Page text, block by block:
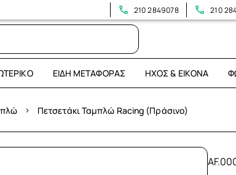
Επισκεφτείτε το νέο μας
210 2849078 210
ΕΊΔΗ ΜΕΤΑΦΟΡΆΣ ΉΧΟΣ & ΕΙΚΌΝΑ
› Πετσετάκι Ταμπλώ Racing (Πράσινο)